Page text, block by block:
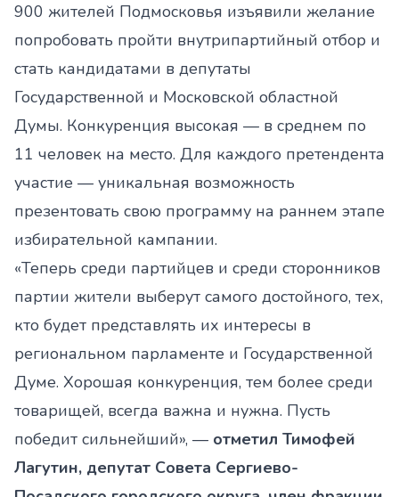
900 жителей Подмосковья изъявили желание
попробовать пройти внутрипартийный отбор и
стать кандидатами в депутаты
Государственной и Московской областной
Думы. Конкуренция высокая — в среднем по
11 человек на место. Для каждого претендента
участие — уникальная возможность
презентовать свою программу на раннем этапе
избирательной кампании.
«Теперь среди партийцев и среди сторонников
партии жители выберут самого достойного, тех,
кто будет представлять их интересы в
региональном парламенте и Государственной
Думе. Хорошая конкуренция, тем более среди
товарищей, всегда важна и нужна. Пусть
победит сильнейший», — отметил Тимофей
Лагутин, депутат Совета Сергиево-